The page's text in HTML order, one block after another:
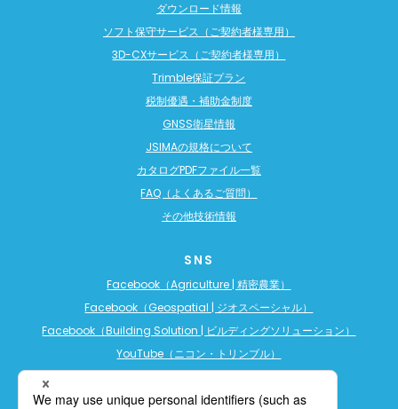
ダウンロード情報
ソフト保守サービス（ご契約者様専用）
3D-CXサービス（ご契約者様専用）
Trimble保証プラン
税制優遇・補助金制度
GNSS衛星情報
JSIMAの規格について
カタログPDFファイル一覧
FAQ（よくあるご質問）
その他技術情報
SNS
Facebook（Agriculture | 精密農業）
Facebook（Geospatial | ジオスペーシャル）
Facebook（Building Solution | ビルディングソリューション）
YouTube（ニコン・トリンブル）
YouTube（ビルディングソリューション）